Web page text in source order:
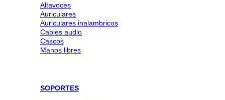
Altavoces
Auriculares
Auriculares inalambricos
Cables audio
Cascos
Manos libres
SOPORTES